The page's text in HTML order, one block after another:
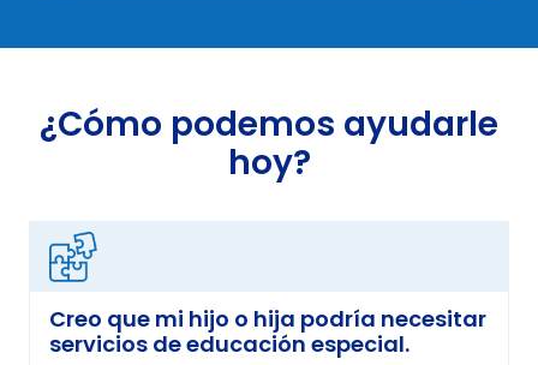
¿Cómo podemos ayudarle
hoy?
Creo que mi hijo o hija podría necesitar
servicios de educación especial.